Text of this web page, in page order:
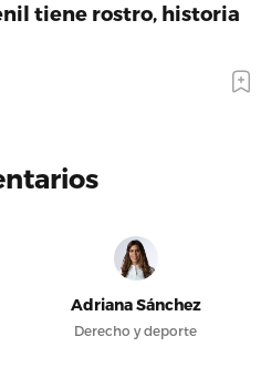
tiene rostro, historia
Adriana Sánchez
Derecho y deporte